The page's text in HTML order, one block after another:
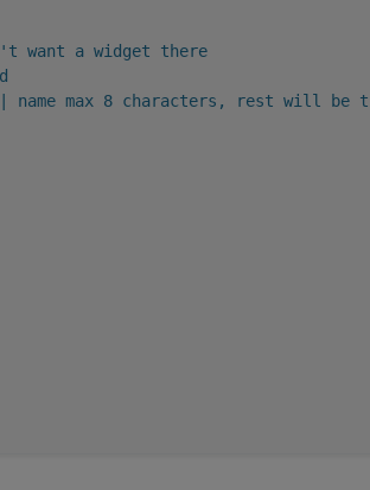
want a widget there
max 8 characters, rest will be